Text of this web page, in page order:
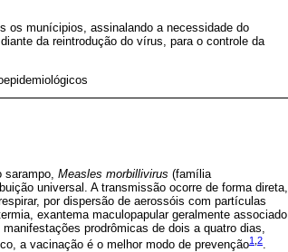
os munícipios, assinalando a necessidade do
da reintrodução do vírus, para o controle da
Measles morbillivirus (família
universal. A transmissão ocorre de forma direta,
por dispersão de aerossóis com partículas
exantema maculopapular geralmente associado
prodrômicas de dois a quatro dias,
a vacinação é o melhor modo de prevenção1 2.